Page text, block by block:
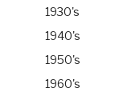
1930's
1940's
1950's
1960's